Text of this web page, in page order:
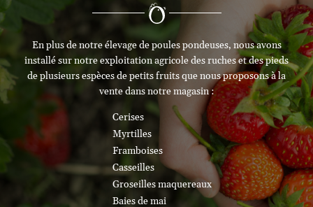
En plus de notre élevage de poules pondeuses, nous avons
installé sur notre exploitation agricole des ruches et des pieds
de plusieurs espèces de petits fruits que nous proposons à la
vente dans notre magasin :
Cerises
Myrtilles
Framboises
Casseilles
Groseilles maquereaux
Baies de mai